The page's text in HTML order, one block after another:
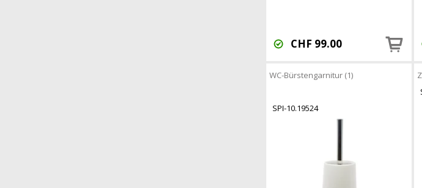
CHF 99.00
WC-Bürstengarnitur (1)
SPI-10.19524